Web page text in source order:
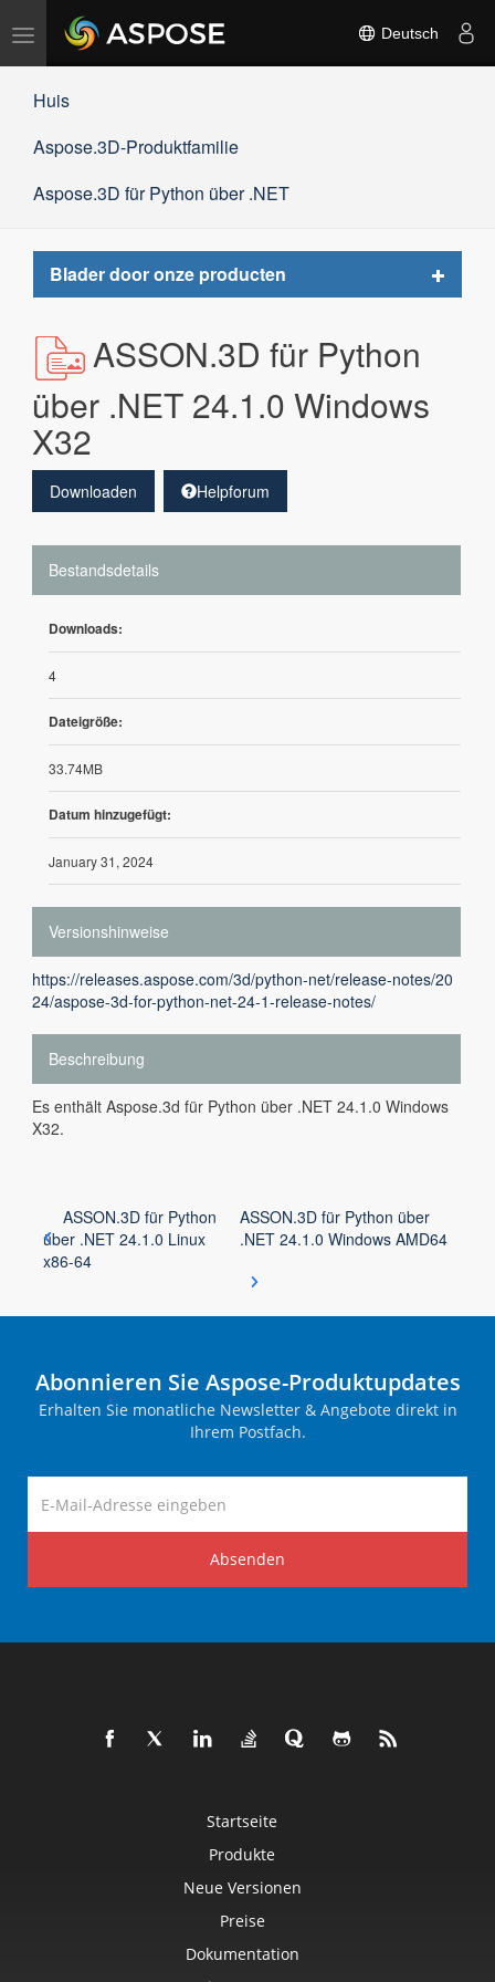
Navigation
umschalten
Deutsch
Huis
Aspose.3D-Produktfamilie
Aspose.3D für Python über .NET
Blader door onze producten
Toggle
ASSON.3D für Python
über .NET 24.1.0 Windows
X32
Downloaden Helpforum
Bestandsdetails
Downloads:
4
Dateigröße:
33.74MB
Datum hinzugefügt:
January 31, 2024
Versionshinweise
https://releases.aspose.com/3d/python-net/release-notes/20
24/aspose-3d-for-python-net-24-1-release-notes/
Beschreibung
Es enthält Aspose.3d für Python über .NET 24.1.0 Windows
X32.
ASSON.3D für Python
über .NET 24.1.0 Linux
x86-64
ASSON.3D für Python über
.NET 24.1.0 Windows AMD64
Abonnieren Sie Aspose-Produktupdates
Erhalten Sie monatliche Newsletter & Angebote direkt in
Ihrem Postfach.
Absenden
Startseite
Produkte
Neue Versionen
Preise
Dokumentation